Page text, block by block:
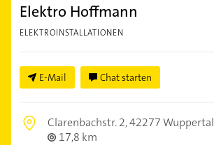
Elektro Hoffmann
ELEKTROINSTALLATIONEN
E-Mail Chat starten
Clarenbachstr. 2,42277 Wuppertal
17,8 km